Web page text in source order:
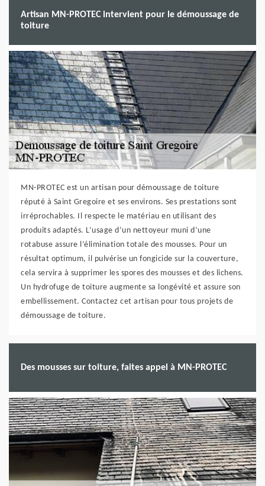
Artisan MN-PROTEC intervient pour le démoussage de
toiture
MN-PROTEC est un artisan pour démoussage de toiture
réputé à Saint Gregoire et ses environs. Ses prestations sont
irréprochables. Il respecte le matériau en utilisant des
produits adaptés. L’usage d’un nettoyeur muni d’une
rotabuse assure l’élimination totale des mousses. Pour un
résultat optimum, il pulvérise un fongicide sur la couverture,
cela servira à supprimer les spores des mousses et des lichens.
Un hydrofuge de toiture augmente sa longévité et assure son
embellissement. Contactez cet artisan pour tous projets de
démoussage de toiture.
Des mousses sur toiture, faites appel à MN-PROTEC